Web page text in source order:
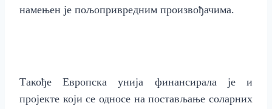
намењен је пољопривредним произвођачима.
Такође Европска унија финансирала је и
пројекте који се односе на постављање соларних